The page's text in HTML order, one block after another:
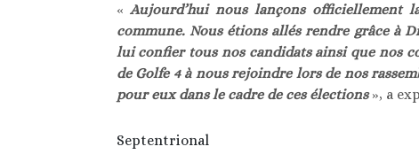
«Aujourd’hui nous lançons officiellement
commune. Nous étions allés rendre grâce à
lui confier tous nos candidats ainsi que nos
de Golfe 4 à nous rejoindre lors de nos
pour eux dans le cadre de ces élections», a
Septentrional